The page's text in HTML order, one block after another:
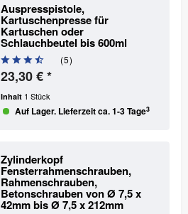
Auspresspistole,
Kartuschenpresse für
Kartuschen oder
Schlauchbeutel bis 600ml
(5)
23,30 € *
Inhalt 1 Stück
Auf Lager. Lieferzeit ca. 1-3 Tage3
Zylinderkopf
Fensterrahmenschrauben,
Rahmenschrauben,
Betonschraubenvon Ø 7,5 x
42mm bis Ø 7,5 x 212mm